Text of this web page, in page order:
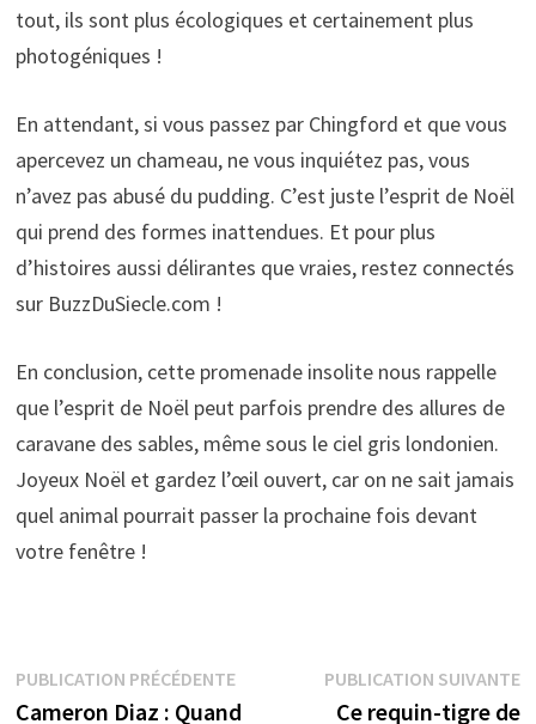
tout, ils sont plus écologiques et certainement plus
photogéniques !
En attendant, si vous passez par Chingford et que vous
apercevez un chameau, ne vous inquiétez pas, vous
n’avez pas abusé du pudding. C’est juste l’esprit de Noël
qui prend des formes inattendues. Et pour plus
d’histoires aussi délirantes que vraies, restez connectés
sur BuzzDuSiecle.com !
En conclusion, cette promenade insolite nous rappelle
que l’esprit de Noël peut parfois prendre des allures de
caravane des sables, même sous le ciel gris londonien.
Joyeux Noël et gardez l’œil ouvert, car on ne sait jamais
quel animal pourrait passer la prochaine fois devant
votre fenêtre !
Navigation
PUBLICATION PRÉCÉDENTEPublication
précédente :
Cameron Diaz : Quand
PUBLICATION SUIVANTE
Ce requin-tigre de